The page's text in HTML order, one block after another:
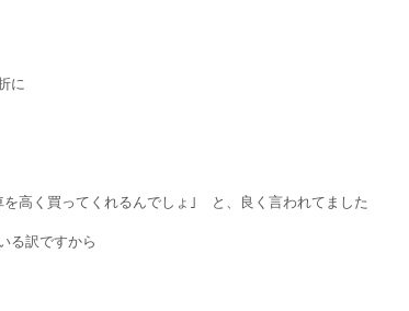
に
高く買ってくれるんでしょ｣ と、良く言われてました
る訳ですから